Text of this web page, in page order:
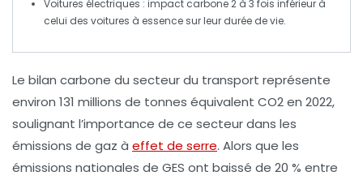
Voitures électriques : impact carbone 2 à 3 fois inférieur à
celui des voitures à essence sur leur durée de vie.
Le bilan carbone du secteur du transport représente
environ 131 millions de tonnes équivalent CO2en 2022,
soulignant l’importance de ce secteur dans les
émissions de gaz à effet de serre. Alors que les
émissions nationales de GES ont baissé de 20 % entre